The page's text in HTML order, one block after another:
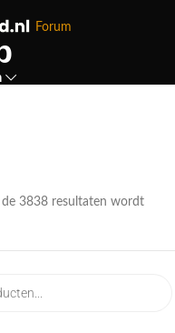
Forum
3838 resultaten wordt